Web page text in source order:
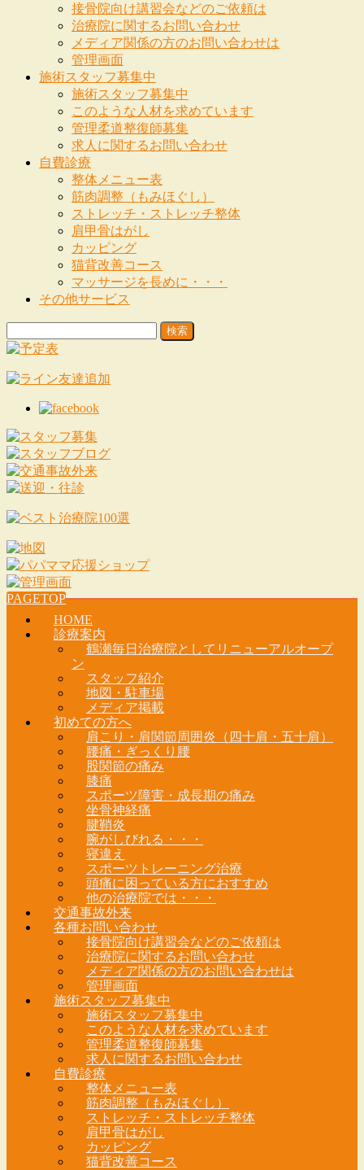
接骨院向け講習会などのご依頼は
治療院に関するお問い合わせ
メディア関係の方のお問い合わせは
管理画面
施術スタッフ募集中
施術スタッフ募集中
このような人材を求めています
管理柔道整復師募集
求人に関するお問い合わせ
自費診療
整体メニュー表
筋肉調整（もみほぐし）
ストレッチ・ストレッチ整体
肩甲骨はがし
カッピング
猫背改善コース
マッサージを長めに・・・
その他サービス
索:
PAGETOP
HOME
診療案内
鶴瀬毎日治療院としてリニューアルオープ
ン
スタッフ紹介
地図・駐車場
メディア掲載
初めての方へ
肩こり・肩関節周囲炎（四十肩・五十肩）
腰痛・ぎっくり腰
股関節の痛み
膝痛
スポーツ障害・成長期の痛み
坐骨神経痛
腱鞘炎
腕がしびれる・・・
寝違え
スポーツトレーニング治療
頭痛に困っている方におすすめ
他の治療院では・・・
交通事故外来
各種お問い合わせ
接骨院向け講習会などのご依頼は
治療院に関するお問い合わせ
メディア関係の方のお問い合わせは
管理画面
施術スタッフ募集中
施術スタッフ募集中
このような人材を求めています
管理柔道整復師募集
求人に関するお問い合わせ
自費診療
整体メニュー表
筋肉調整（もみほぐし）
ストレッチ・ストレッチ整体
肩甲骨はがし
カッピング
猫背改善コース